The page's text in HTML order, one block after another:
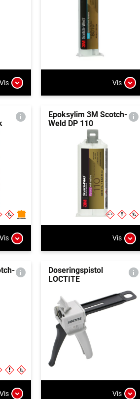
Vis Vis
Vis
Epoksylim 3M Scotch-
Weld DP 110
Vis
Vis
Doseringspistol
LOCTITE
Vis